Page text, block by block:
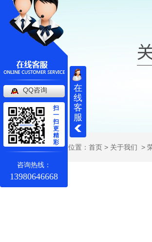
当前位置： 首页 > 关于我们 >
在
线
客
服
QQ咨询
扫
一
扫
更
精
彩
咨询热线：
13980646668